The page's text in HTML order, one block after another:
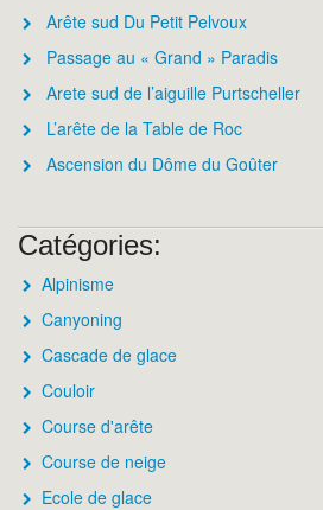
Arête sud Du Petit Pelvoux
Passage au « Grand » Paradis
Arete sud de l’aiguille Purtscheller
L’arête de la Table de Roc
Ascension du Dôme du Goûter
Catégories:
Alpinisme
Canyoning
Cascade de glace
Couloir
Course d'arête
Course de neige
Ecole de glace